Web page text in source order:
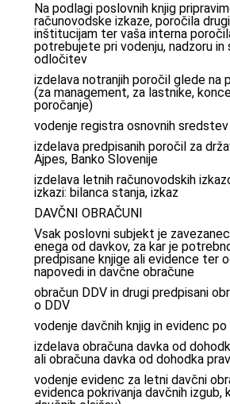
Na podlagi poslovnih knjig
računovodske izkaze, poročila
inštitucijam ter vaša interna
potrebujete pri vodenju, nadzoru in
odločitev
izdelava notranjih poročil glede na
(za management, za lastnike,
poročanje)
vodenje registra osnovnih sredstev
izdelava predpisanih poročil za
Ajpes, Banko Slovenije
izdelava letnih računovodskih
izkazi: bilanca stanja, izkaz
DAVČNI OBRAČUNI
Vsak poslovni subjekt je
enega od davkov, za kar je
predpisane knjige ali evidence ter
napovedi in davčne obračune
obračun DDV in drugi predpisani
o DDV
vodenje davčnih knjig in evidenc
izdelava obračuna davka od
ali obračuna davka od dohodka
vodenje evidenc za letni davčni
evidenca pokrivanja davčnih izgub,